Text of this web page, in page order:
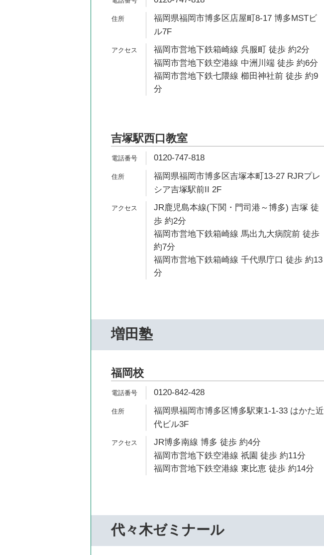
福岡県福岡市博多区店屋町8-17 博多MSTビ
ル7F
福岡市営地下鉄箱崎線 呉服町 徒歩 約2分
福岡市営地下鉄空港線 中洲川端 徒歩 約6分
福岡市営地下鉄七隈線 櫛田神社前 徒歩 約9
分
吉塚駅西口教室
0120-747-818
福岡県福岡市博多区吉塚本町13-27 RJRプレ
シア吉塚駅前II 2F
JR鹿児島本線(下関・門司港～博多) 吉塚 徒
歩 約2分
福岡市営地下鉄箱崎線 馬出九大病院前 徒歩
約7分
福岡市営地下鉄箱崎線 千代県庁口 徒歩 約13
分
増田塾
福岡校
0120-842-428
福岡県福岡市博多区博多駅東1-1-33 はかた近
代ビル3F
JR博多南線 博多 徒歩 約4分
福岡市営地下鉄空港線 祇園 徒歩 約11分
福岡市営地下鉄空港線 東比恵 徒歩 約14分
代々木ゼミナール